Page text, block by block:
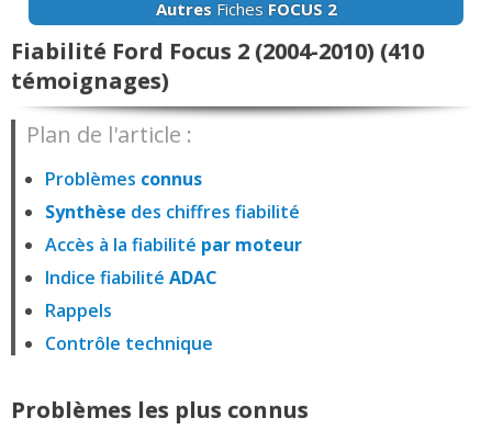
AutresFiches FOCUS 2
Fiabilité Ford Focus 2 (2004-2010) (410
témoignages)
Plan de l'article :
Problèmes connus
Synthèse des chiffres fiabilité
Accès à la fiabilité par moteur
Indice fiabilité ADAC
Rappels
Contrôle technique
Problèmes les plus connus